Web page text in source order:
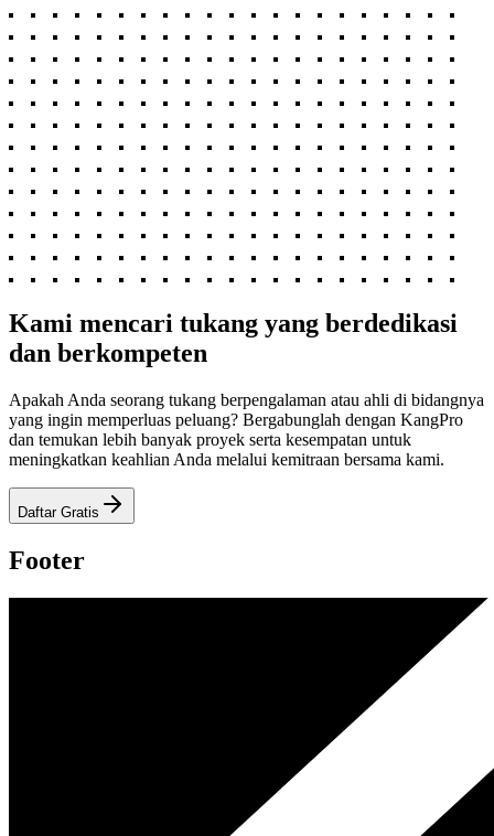
Kami mencari tukang yang berdedikasi
dan berkompeten
Apakah Anda seorang tukang berpengalaman atau ahli di bidangnya
yang ingin memperluas peluang? Bergabunglah dengan KangPro
dan temukan lebih banyak proyek serta kesempatan untuk
meningkatkan keahlian Anda melalui kemitraan bersama kami.
Daftar Gratis
Footer